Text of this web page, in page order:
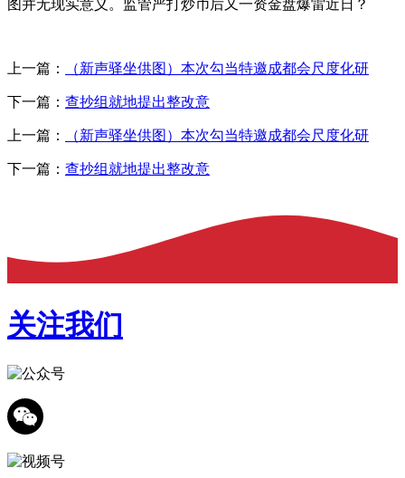
图并无现实意义。监管严打炒币后又一资金盘爆雷近日？
上一篇： （新声驿坐供图）本次勾当特邀成都会尺度化研
下一篇： 查抄组就地提出整改意
上一篇： （新声驿坐供图）本次勾当特邀成都会尺度化研
下一篇： 查抄组就地提出整改意
关注我们